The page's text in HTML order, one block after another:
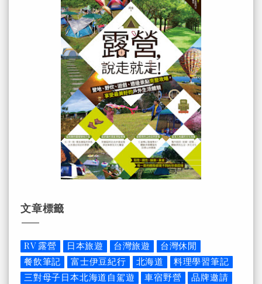
文章標籤
RV 露營 日本旅遊 台灣旅遊
台灣休閒
餐飲筆記
富士伊豆紀行 北海道
料理學習筆記
三對母子日本北海道自駕遊
車宿野營
品牌邀請